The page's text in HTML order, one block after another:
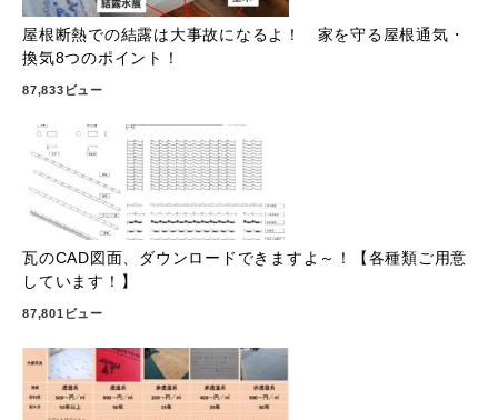
屋根断熱での結露は大事故になるよ！ 家を守る屋根通気・
換気8つのポイント！
87,833ビュー
瓦のCAD図面、ダウンロードできますよ～！【各種類ご用意
しています！】
87,801ビュー